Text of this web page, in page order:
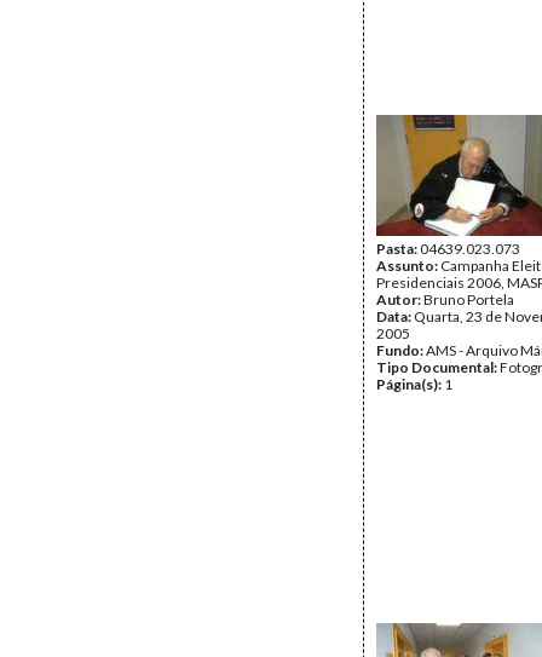
Pasta:04639.023.073
Assunto: Campanha
Presidenciais 2006,
Autor:Bruno Portela
Data: Quarta, 23 de
2005
Fundo:AMS - Arquivo
Tipo Documental:
Página(s): 1